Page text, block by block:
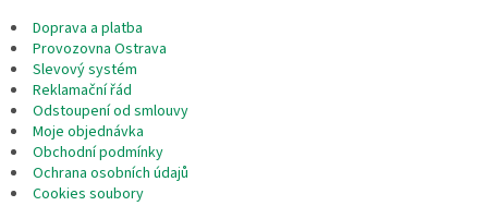
Doprava a platba
Provozovna Ostrava
Slevový systém
Reklamační řád
Odstoupení od smlouvy
Moje objednávka
Obchodní podmínky
Ochrana osobních údajů
Cookies soubory